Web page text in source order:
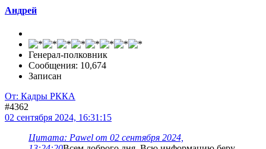
Андрей
Генерал-полковник
Сообщения: 10,674
Записан
От: Кадры РККА
#4362
02 сентября 2024, 16:31:15
Цитата: Pawel от 02 сентября 2024,